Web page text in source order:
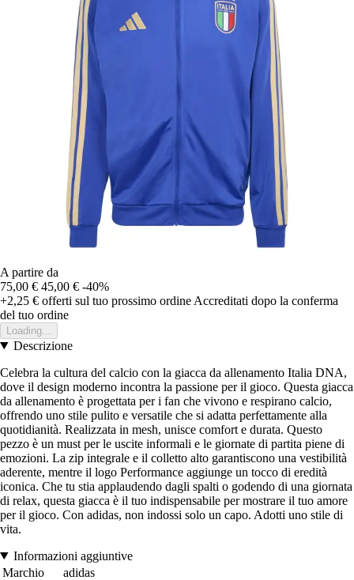
A partire da
75,00 € 45,00 € -40%
+2,25 € offerti sul tuo prossimo ordine Accreditati dopo la conferma
del tuo ordine
Loading...
Descrizione
Celebra la cultura del calcio con la giacca da allenamento Italia DNA,
dove il design moderno incontra la passione per il gioco. Questa giacca
da allenamento è progettata per i fan che vivono e respirano calcio,
offrendo uno stile pulito e versatile che si adatta perfettamente alla
quotidianità. Realizzata in mesh, unisce comfort e durata. Questo
pezzo è un must per le uscite informali e le giornate di partita piene di
emozioni. La zip integrale e il colletto alto garantiscono una vestibilità
aderente, mentre il logo Performance aggiunge un tocco di eredità
iconica. Che tu stia applaudendo dagli spalti o godendo di una giornata
di relax, questa giacca è il tuo indispensabile per mostrare il tuo amore
per il gioco. Con adidas, non indossi solo un capo. Adotti uno stile di
vita.
Informazioni aggiuntive
Marchio
adidas